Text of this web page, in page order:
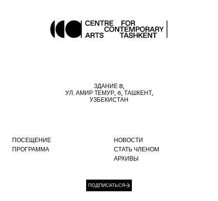
ЗДАНИЕ B,
УЛ. АМИР ТЕМУР, 6, ТАШКЕНТ,
УЗБЕКИСТАН
ПОСЕЩЕНИЕ
ПРОГРАММА
НОВОСТИ
СТАТЬ ЧЛЕНОМ
АРХИВЫ
ПОДПИСАТЬСЯ